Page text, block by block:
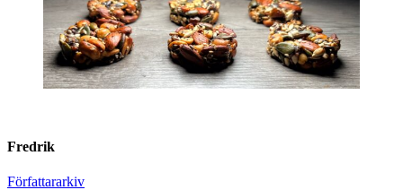
Fredrik
Författararkiv